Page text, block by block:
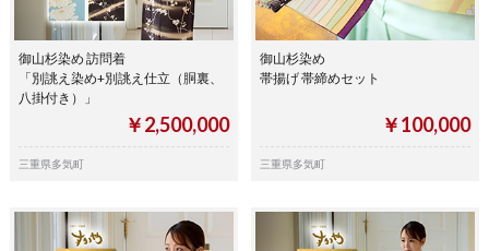
御山杉染め 訪問着
「別誂え染め+別誂え仕立（胴裏、
八掛付き）」
￥2,500,000
三重県多気町
御山杉染め
帯揚げ 帯締めセット
￥100,000
三重県多気町